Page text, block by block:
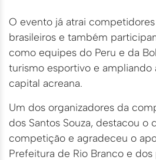
O evento já atrai
brasileiros e também
como equipes do Peru e da
turismo esportivo e ampliando
capital acreana.
Um dos organizadores da
dos Santos Souza, destacou o
competição e agradeceu o
Prefeitura de Rio Branco e